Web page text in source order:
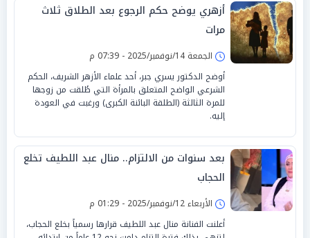
أزهري يوضح حكم الرجوع بعد الطلاق ثلاث
مرات
الجمعة 14/نوفمبر/2025 - 07:39 م
أوضح الدكتور يسري جبر، أحد علماء الأزهر الشريف، الحكم
الشرعي الواضح المتعلق بالمرأة التي طُلقت من زوجها
للمرة الثالثة (الطلقة البائنة الكبرى) ورغبت في العودة
إليه.
بعد سنوات من الالتزام.. منال عبد اللطيف تخلع
الحجاب
الأربعاء 12/نوفمبر/2025 - 01:29 م
أعلنت الفنانة منال عبد اللطيف قرارها رسمياً بخلع الحجاب،